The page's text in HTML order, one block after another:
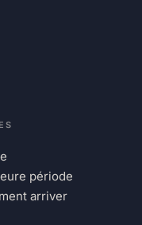
période
arriver